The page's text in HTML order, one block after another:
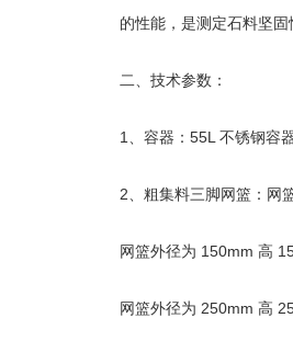
的性能，是测定石料坚
二、技术参数：
1、容器：55L 不锈钢容
2、粗集料三脚网篮：网
网篮外径为 150mm 高
网篮外径为 250mm 高